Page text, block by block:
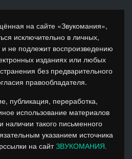
на сайте «Звукомания»,
исключительно в личных,
не подлежит воспроизведению
изданиях или любых
без предварительного
правообладателя.
публикация, переработка,
использование материалов
наличии такого письменного
указанием источника
на сайтЗВУКОМАНИЯ.